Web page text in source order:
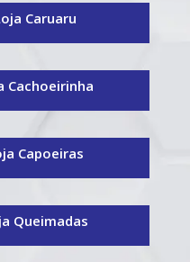
Caruaru
Cachoeirinha
Capoeiras
Queimadas